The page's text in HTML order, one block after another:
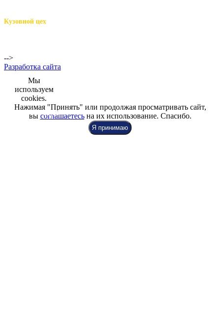
+7 (812) 942-00-99
+7 (812) 918-80-40
Кузовной цех
+7 (812) 926-86-86
-->
Разработка сайта
Мы
используем
cookies.
Нажимая "Принять" или продолжая просматривать сайт,
вы соглашаетесьна их использование. Спасибо.
Я принимаю